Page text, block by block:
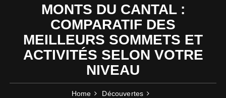
MONTS DU CANTAL :
COMPARATIF DES
MEILLEURS SOMMETS ET
ACTIVITÉS SELON VOTRE
NIVEAU
Home
Découvertes